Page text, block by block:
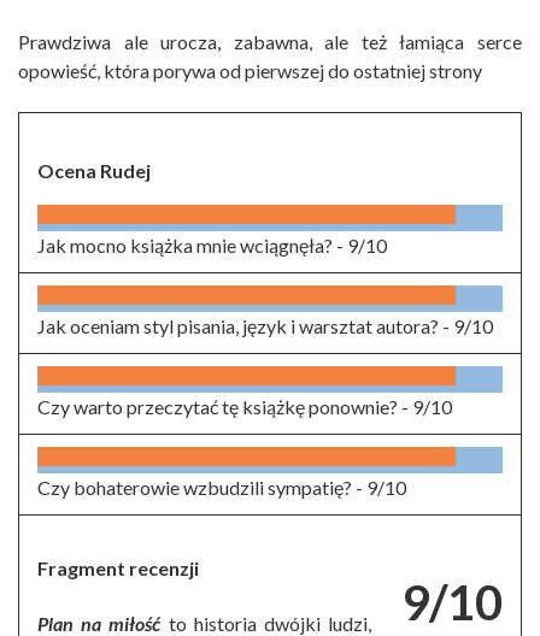
Prawdziwa ale urocza, zabawna, ale też łamiąca serce
opowieść, która porywa od pierwszej do ostatniej strony
Ocena Rudej
Jak mocno książka mnie wciągnęła? - 9/10
Jak oceniam styl pisania, język i warsztat autora? - 9/10
Czy warto przeczytać tę książkę ponownie? - 9/10
Czy bohaterowie wzbudzili sympatię? - 9/10
9/10
Fragment recenzji
Plan na miłość to historia dwójki ludzi,